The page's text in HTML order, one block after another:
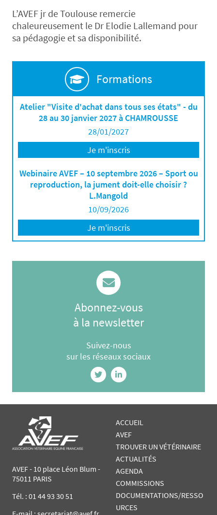
L’AVEF jr de Toulouse remercie
chaleureusement le Dr Elodie Lallemand pour
sa pédagogie et sa disponibilité.
Formations
Atelier "Visite d'achat dans tous ses états" - du
28 au 30 janvier 2027 à CHAMROUSSE
28/01/2027
Je m'inscris
Webinaire AVEF – 10 septembre 2026 – Sport ou
reproduction, la jument doit-elle choisir ?
L.Mangold
10/09/2026
Je m'inscris
Abonnez-vous
à la newsletter
Suivez-nous
sur les réseaux sociaux
AVEF - 10 place Léon Blum -
75011 PARIS
Tél. : 01 44 93 30 51
ACCUEIL
AVEF
TROUVER UN VÉTÉRINAIRE
ACTUALITÉS
AGENDA
COMMISSIONS
DOCUMENTATIONS/RESSO
URCES